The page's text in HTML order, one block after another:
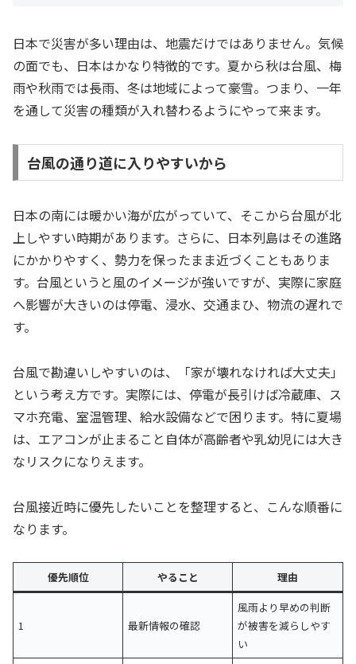
日本で災害が多い理由は、地震だけではありません。気候
の面でも、日本はかなり特徴的です。夏から秋は台風、梅
雨や秋雨では長雨、冬は地域によって豪雪。つまり、一年
を通して災害の種類が入れ替わるようにやって来ます。
台風の通り道に入りやすいから
日本の南には暖かい海が広がっていて、そこから台風が北
上しやすい時期があります。さらに、日本列島はその進路
にかかりやすく、勢力を保ったまま近づくこともありま
す。台風というと風のイメージが強いですが、実際に家庭
へ影響が大きいのは停電、浸水、交通まひ、物流の遅れで
す。
台風で勘違いしやすいのは、「家が壊れなければ大丈夫」
という考え方です。実際には、停電が長引けば冷蔵庫、ス
マホ充電、室温管理、給水設備などで困ります。特に夏場
は、エアコンが止まること自体が高齢者や乳幼児には大き
なリスクになりえます。
台風接近時に優先したいことを整理すると、こんな順番に
なります。
優先順位 やること 理由
1 最新情報の確認
風雨より早めの判断
が被害を減らしやす
い